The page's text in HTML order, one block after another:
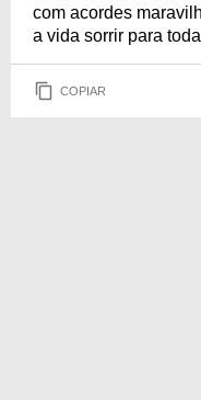
com acordes
a vida sorrir para
COPIAR